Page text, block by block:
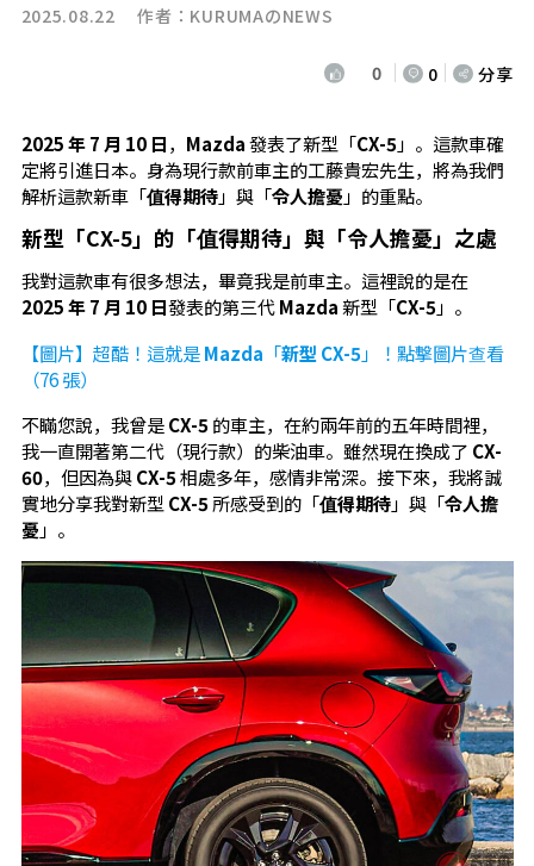
2025.08.22 作者： KURUMAのNEWS
0 0 分享
2025 年 7 月 10 日， Mazda發表了新型「CX-5 」。這款車確
定將引進日本。身為現行款前車主的工藤貴宏先生，將為我們
解析這款新車「值得期待」與「令人擔憂 」的重點。
新型「CX-5」的「值得期待」與「令人擔憂」之處
我對這款車有很多想法，畢竟我是前車主。這裡說的是在
2025 年 7 月 10 日發表的第三代Mazda 新型「CX-5 」。
【圖片】超酷！這就是Mazda 「新型 CX-5 」！點擊圖片查看
（76 張）
不瞞您說，我曾是CX-5 的車主，在約兩年前的五年時間裡，
我一直開著第二代（現行款）的柴油車。雖然現在換成了 CX-
60，但因為與CX-5相處多年，感情非常深。接下來，我將誠
實地分享我對新型 CX-5 所感受到的「值得期待」與「令人擔
憂 」。